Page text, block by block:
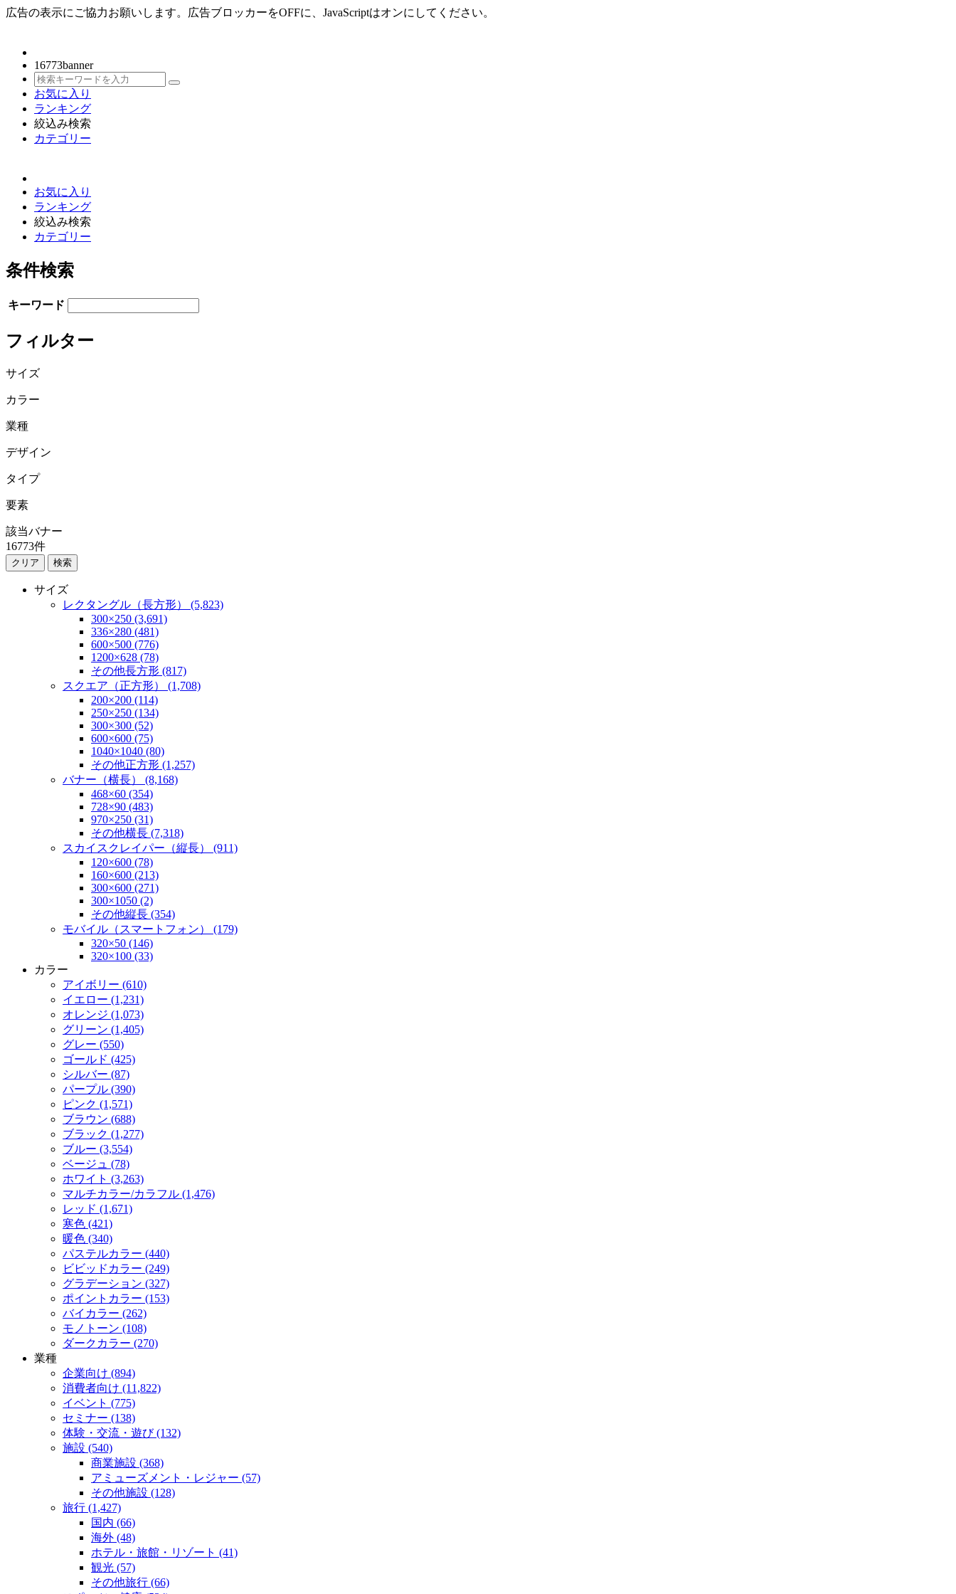
広告の表示にご協力お願いします。広告ブロッカーをOFFに、JavaScriptはオンにしてください。
16773banner
お気に入り
ランキング
絞込み検索
カテゴリー
お気に入り
ランキング
絞込み検索
カテゴリー
条件検索
キーワード
フィルター
サイズ
カラー
業種
デザイン
タイプ
要素
該当バナー
16773件
検索
サイズ
レクタングル（長方形） (5,823)
300×250 (3,691)
336×280 (481)
600×500 (776)
1200×628 (78)
その他長方形 (817)
スクエア（正方形） (1,708)
200×200 (114)
250×250 (134)
300×300 (52)
600×600 (75)
1040×1040 (80)
その他正方形 (1,257)
バナー（横長） (8,168)
468×60 (354)
728×90 (483)
970×250 (31)
その他横長 (7,318)
スカイスクレイパー（縦長） (911)
120×600 (78)
160×600 (213)
300×600 (271)
300×1050 (2)
その他縦長 (354)
モバイル（スマートフォン） (179)
320×50 (146)
320×100 (33)
カラー
アイボリー (610)
イエロー (1,231)
オレンジ (1,073)
グリーン (1,405)
グレー (550)
ゴールド (425)
シルバー (87)
パープル (390)
ピンク (1,571)
ブラウン (688)
ブラック (1,277)
ブルー (3,554)
ベージュ (78)
ホワイト (3,263)
マルチカラー/カラフル (1,476)
レッド (1,671)
寒色 (421)
暖色 (340)
パステルカラー (440)
ビビッドカラー (249)
グラデーション (327)
ポイントカラー (153)
バイカラー (262)
モノトーン (108)
ダークカラー (270)
業種
企業向け (894)
消費者向け (11,822)
イベント (775)
セミナー (138)
体験・交流・遊び (132)
施設 (540)
商業施設 (368)
アミューズメント・レジャー (57)
その他施設 (128)
旅行 (1,427)
国内 (66)
海外 (48)
ホテル・旅館・リゾート (41)
観光 (57)
その他旅行 (66)